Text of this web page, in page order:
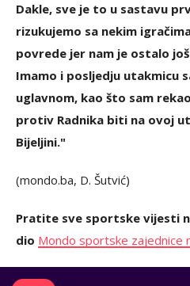
Dakle, sve je to u sastavu
rizukujemo sa nekim
povrede jer nam je ostalo
Imamo i posljedju utakmicu
uglavnom, kao što sam
protiv Radnika biti na ovoj
Bijeljini."
(mondo.ba, D. Šutvić)
Pratite sve sportske vijesti
dio Mondo sportske zajednice